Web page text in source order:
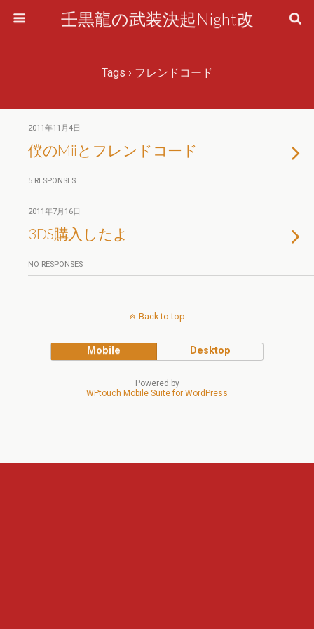
壬黒龍の武装決起Night改
Tags › フレンドコード
2011年11月4日
僕のMiiとフレンドコード
5 RESPONSES
2011年7月16日
3DS購入したよ
NO RESPONSES
Back to top
Mobile Desktop
Powered by
WPtouch Mobile Suite for WordPress